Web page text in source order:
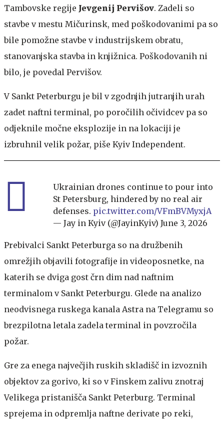
Tambovske regije Jevgenij Pervišov. Zadeli so
stavbe v mestu Mičurinsk, med poškodovanimi pa so
bile pomožne stavbe v industrijskem obratu,
stanovanjska stavba in knjižnica. Poškodovanih ni
bilo, je povedal Pervišov.
V Sankt Peterburgu je bil v zgodnjih jutranjih urah
zadet naftni terminal, po poročilih očividcev pa so
odjeknile močne eksplozije in na lokaciji je
izbruhnil velik požar, piše Kyiv Independent.
Ukrainian drones continue to pour into
St Petersburg, hindered by no real air
defenses. pic.twitter.com/VFmBVMyxjA
— Jay in Kyiv (@JayinKyiv) June 3, 2026
Prebivalci Sankt Peterburga so na družbenih
omrežjih objavili fotografije in videoposnetke, na
katerih se dviga gost črn dim nad naftnim
terminalom v Sankt Peterburgu. Glede na analizo
neodvisnega ruskega kanala Astra na Telegramu so
brezpilotna letala zadela terminal in povzročila
požar.
Gre za enega največjih ruskih skladišč in izvoznih
objektov za gorivo, ki so v Finskem zalivu znotraj
Velikega pristanišča Sankt Peterburg. Terminal
sprejema in odpremlja naftne derivate po reki,